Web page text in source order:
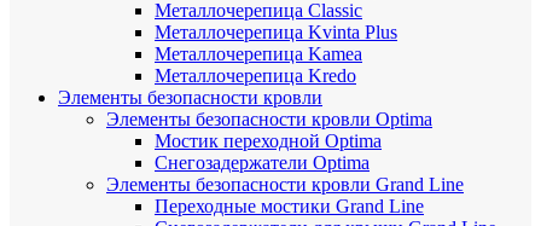
Металлочерепица Classic
Металлочерепица Kvinta Plus
Металлочерепица Kamea
Металлочерепица Kredo
Элементы безопасности кровли
Элементы безопасности кровли Optima
Мостик переходной Optima
Снегозадержатели Optima
Элементы безопасности кровли Grand Line
Переходные мостики Grand Line